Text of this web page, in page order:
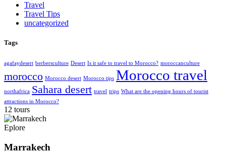
Travel
Travel Tips
uncategorized
Tags
agafaydesert berbersculture Desert Is it safe to travel to Morocco? moroccanculture
morocco Morocco desert Morocco tips Morocco travel
northafrica Sahara desert travel trips What are the opening hours of tourist
attractions in Morocco?
12 tours
Eplore
Marrakech